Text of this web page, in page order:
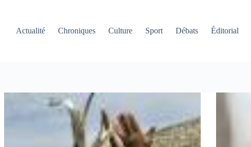
Actualité
Chroniques Culture Sport Débats Éditorial